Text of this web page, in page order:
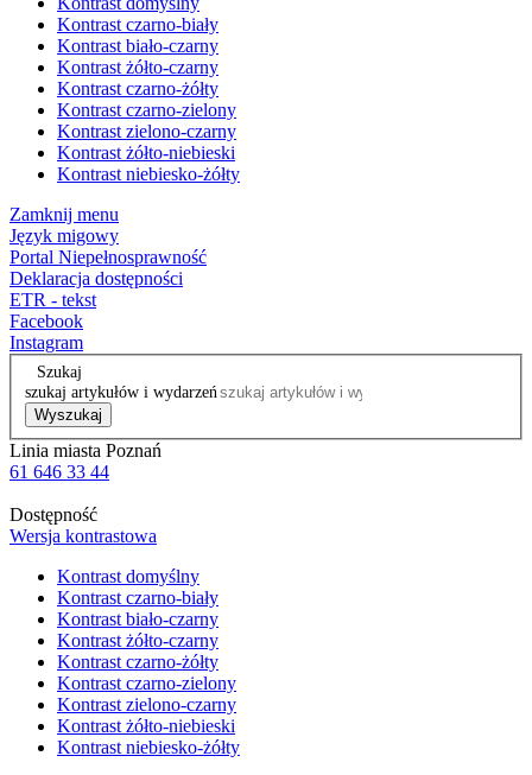
Kontrast czarno-biały
Kontrast biało-czarny
Kontrast żółto-czarny
Kontrast czarno-żółty
Kontrast czarno-zielony
Kontrast zielono-czarny
Kontrast żółto-niebieski
Kontrast niebiesko-żółty
Zamknij menu
Język migowy
Portal Niepełnosprawność
Deklaracja dostępności
ETR - tekst
Facebook
Instagram
Szukaj
szukaj artykułów i wydarzeń
Wyszukaj
Linia miasta Poznań
61 646 33 44
Dostępność
Wersja kontrastowa
Kontrast domyślny
Kontrast czarno-biały
Kontrast biało-czarny
Kontrast żółto-czarny
Kontrast czarno-żółty
Kontrast czarno-zielony
Kontrast zielono-czarny
Kontrast żółto-niebieski
Kontrast niebiesko-żółty